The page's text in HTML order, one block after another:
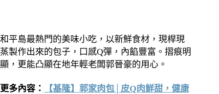
和平島最熱門的美味小吃，以新鮮食材，現桿現
蒸製作出來的包子，口感Q彈，內餡豐富。摺痕明
顯，更能凸顯在地年輕老闆郭晉豪的用心。
更多內容：
【基隆】郭家肉包│皮Q肉鮮甜，健康